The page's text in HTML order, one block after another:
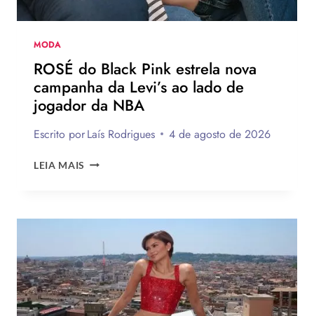
MODA
ROSÉ do Black Pink estrela nova
campanha da Levi’s ao lado de
jogador da NBA
Escrito porLaís Rodrigues 4 de agosto de 2026
LEIA MAIS ROSÉ
ESTRELA
CAMPANHA
DA
LEVI’S
AO
LADO